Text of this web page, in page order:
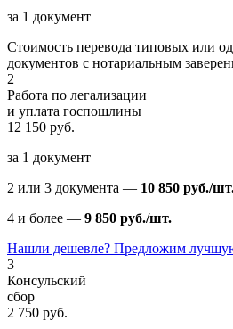
за 1 документ
Стоимость перевода типовых или
документов с нотариальным
2
Работа по легализации
и уплата госпошлины
12 150 руб.
за 1 документ
2 или 3 документа — 10 850 руб./
4 и более — 9 850 руб./шт.
Нашли дешевле? Предложим
3
Консульский
сбор
2 750 руб.